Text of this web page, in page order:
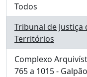
Todos
Tribunal de
Territórios
, 4 resultados
Complexo
765 a 1015 -
, 4 resultados